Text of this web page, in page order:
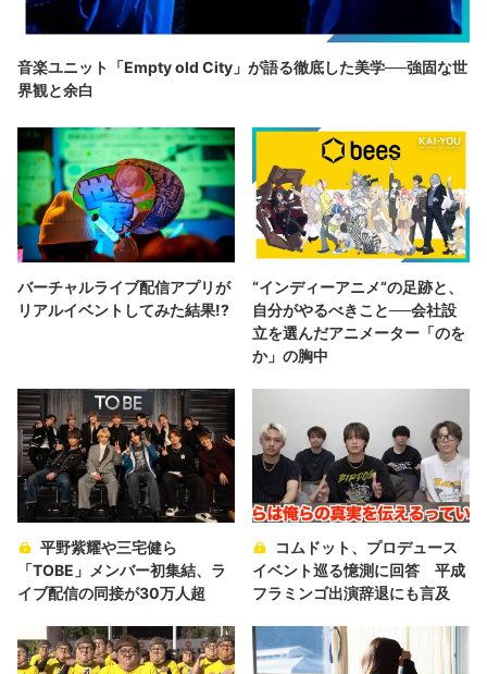
音楽ユニット「Empty old City」が語る徹底した美学──強固な世
界観と余白
バーチャルライブ配信アプリが
リアルイベントしてみた結果!?
“インディーアニメ“の足跡と、
自分がやるべきこと──会社設
立を選んだアニメーター「のを
か」の胸中
平野紫耀や三宅健ら
「TOBE」メンバー初集結、ラ
イブ配信の同接が30万人超
コムドット、プロデュース
イベント巡る憶測に回答 平成
フラミンゴ出演辞退にも言及